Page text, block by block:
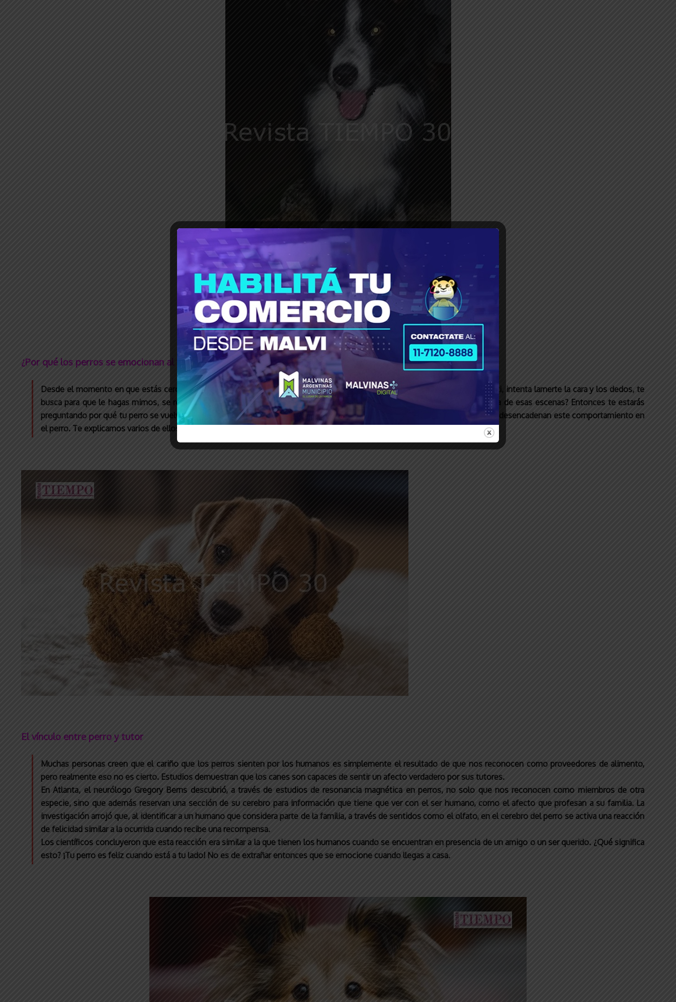
¿Por qué los perros se emocionan al ver a su tutor?
Desde el momento en que estás cerca de casa, el perro espera en la puerta, inquieto. Nada más verte entrar, se lanza sobre ti, intenta lamerte la cara y los dedos, te
busca para que le hagas mimos, se revuelca en el piso, salta e incluso, en algunos casos, se orina. ¿Te suena familiar alguna de esas escenas? Entonces te estarás
preguntando por qué tu perro se vuelve loco cuando llegas a casa. En realidad, más que una razón, existen varios factores que desencadenan este comportamiento en
el perro. Te explicamos varios de ellos:
El vínculo entre perro y tutor
Muchas personas creen que el cariño que los perros sienten por los humanos es simplemente el resultado de que nos reconocen como proveedores de alimento,
pero realmente eso no es cierto. Estudios demuestran que los canes son capaces de sentir un afecto verdadero por sus tutores.
En Atlanta, el neurólogo Gregory Berns descubrió, a través de estudios de resonancia magnética en perros, no solo que nos reconocen como miembros de otra
especie, sino que además reservan una sección de su cerebro para información que tiene que ver con el ser humano, como el afecto que profesan a su familia. La
investigación arrojó que, al identificar a un humano que considera parte de la familia, a través de sentidos como el olfato, en el cerebro del perro se activa una reacción
de felicidad similar a la ocurrida cuando recibe una recompensa.
Los científicos concluyeron que esta reacción era similar a la que tienen los humanos cuando se encuentran en presencia de un amigo o un ser querido. ¿Qué significa
esto? ¡Tu perro es feliz cuando está a tu lado! No es de extrañar entonces que se emocione cuando llegas a casa.